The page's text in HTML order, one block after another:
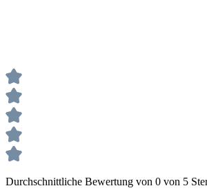
Durchschnittliche Bewertung von 0 von 5